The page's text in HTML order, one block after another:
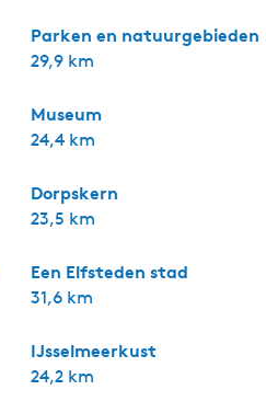
Parken en natuurgebieden
29,9 km
Museum
24,4 km
Dorpskern
23,5 km
Een Elfsteden stad
31,6 km
IJsselmeerkust
24,2 km